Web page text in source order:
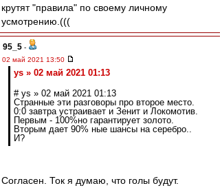
крутят "правила" по своему личному
усмотрению.(((
95_5 -
02 май 2021 13:50
ys » 02 май 2021 01:13
# ys » 02 май 2021 01:13
Странные эти разговоры про второе место.
0:0 завтра устраивает и Зенит и Локомотив.
Первым - 100%но гарантирует золото.
Вторым дает 90% ные шансы на серебро..
И?
Согласен. Ток я думаю, что голы будут.